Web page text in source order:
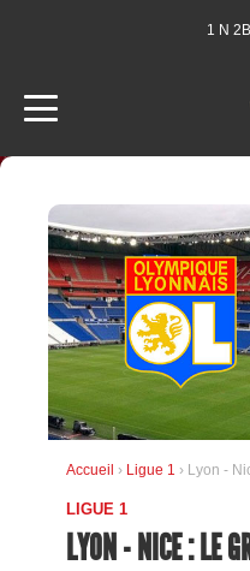
1 N 2
Accueil › Ligue 1 › Lyon -
LIGUE 1
LYON - NICE : LE